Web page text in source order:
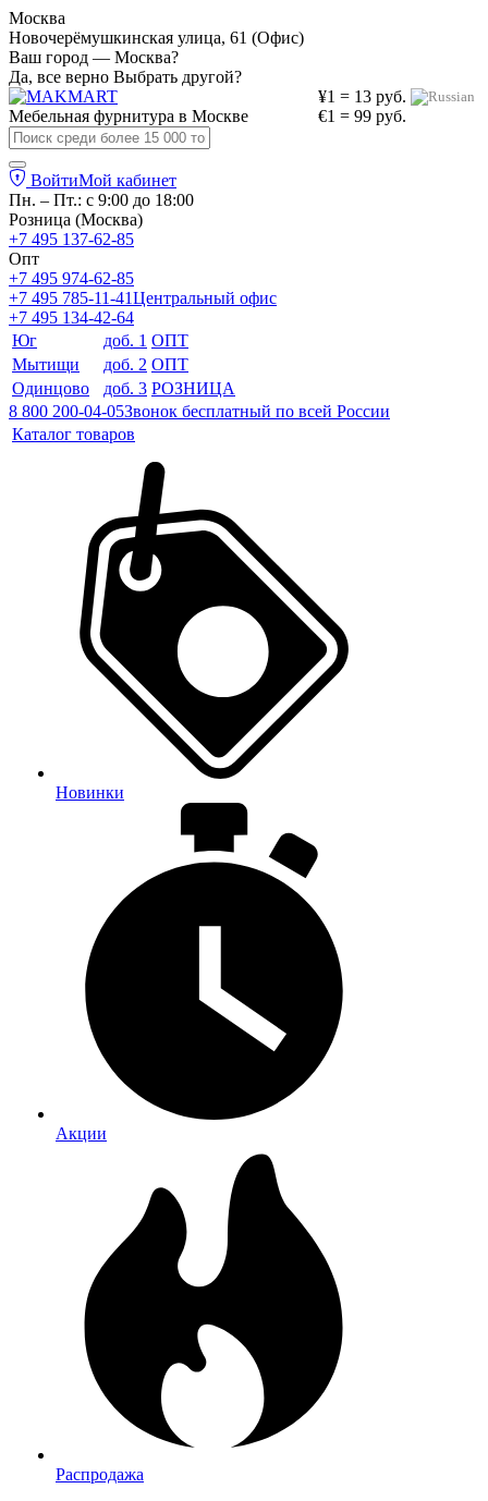
Москва
Новочерёмушкинская улица, 61 (Офис)
Ваш город — Москва?
Да, все верно Выбрать другой?
¥1 = 13 руб.
€1 = 99 руб.
Мебельная фурнитура в Москве
ВойтиМой кабинет
Пн. – Пт.: с 9:00 до 18:00
Розница (Москва)
+7 495 137-62-85
Опт
+7 495 974-62-85
+7 495 785-11-41Центральный офис
+7 495 134-42-64
Юг
доб. 1 ОПТ
Мытищи
доб. 2 ОПТ
Одинцово
доб. 3 РОЗНИЦА
8 800 200-04-05Звонок бесплатный по всей России
Каталог товаров
Новинки
Акции
Распродажа